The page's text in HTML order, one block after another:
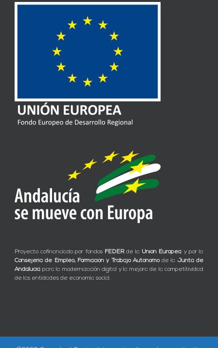
Proyecto cofinanciado por fondos FEDERde la Unión Europea y por la
Consejería de Empleo, Formación y Trabajo Autónomode la Junta de
Andalucía para la modernización digital y la mejora de la competitividad
de las entidades de economía social.